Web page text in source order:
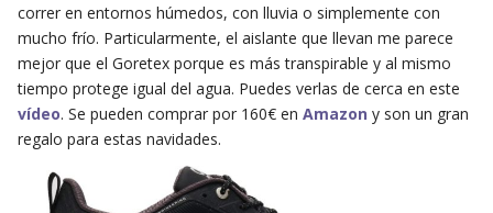
correr en entornos húmedos, con lluvia o simplemente con
mucho frío. Particularmente, el aislante que llevan me parece
mejor que el Goretex porque es más transpirable y al mismo
tiempo protege igual del agua. Puedes verlas de cerca en este
vídeo. Se pueden comprar por 160€ en Amazon y son un gran
regalo para estas navidades.